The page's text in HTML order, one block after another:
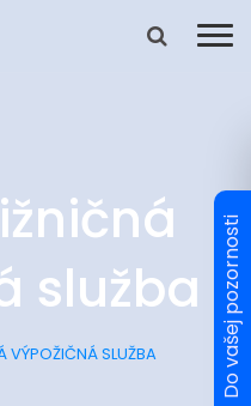
služba
VÝPOŽIČNÁ SLUŽBA